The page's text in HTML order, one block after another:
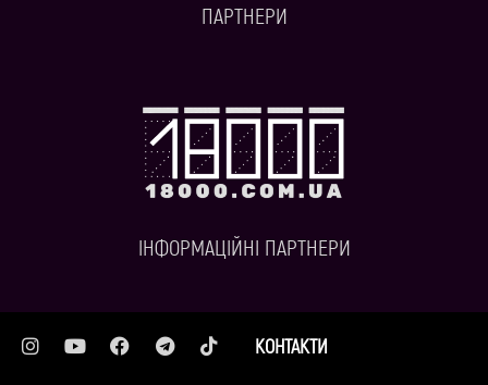
ПАРТНЕРИ
ІНФОРМАЦІЙНІ ПАРТНЕРИ
КОНТАКТИ